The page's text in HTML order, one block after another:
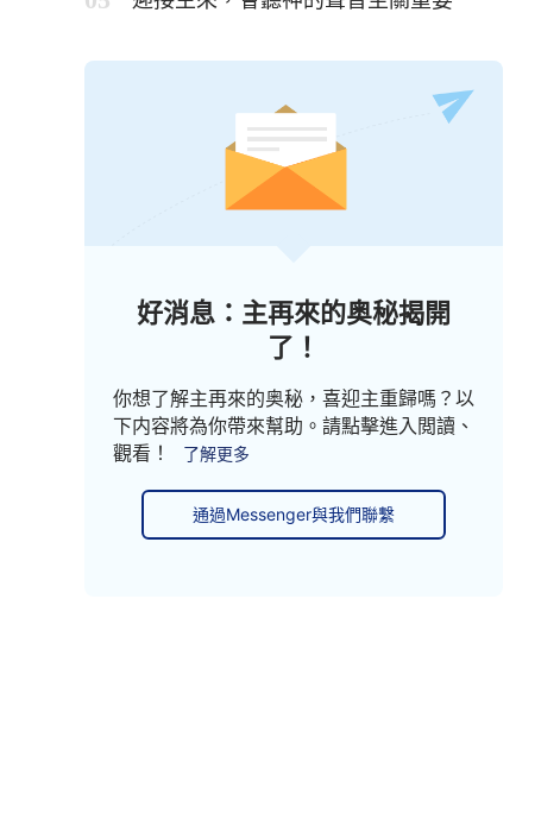
好消息：主再來的奥秘揭開
了！
你想了解主再來的奥秘，喜迎主重歸嗎？以
下内容將為你帶來幫助。請點擊進入閲讀、
觀看！
了解更多
通過Messenger與我們聯繫